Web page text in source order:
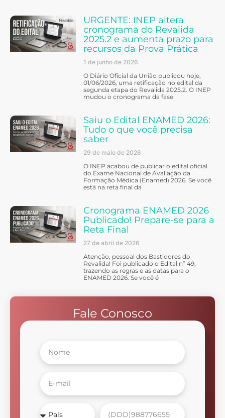
URGENTE: INEP altera
cronograma do Revalida
2025.2 e aumenta prazo para
recursos da Prova Prática
1 de junho de 2026
O Diário Oficial da União publicou hoje,
01/06/2026, uma retificação no edital da
segunda etapa do Revalida 2025.2. O INEP
mudou o cronograma da fase
Saiu o Edital ENAMED 2026:
Tudo o que você precisa
saber
29 de maio de 2026
O INEP acabou de publicar o edital oficial
do Exame Nacional de Avaliação da
Formação Médica (Enamed) 2026. Se você
está na reta final da
Cronograma ENAMED 2026
Publicado! Prepare-se para a
Reta Final
27 de abril de 2026
Atenção, pessoal dos Bastidores do
Revalida! Foi publicado o Edital nº 49,
trazendo as regras e as datas para o
ENAMED 2026. Se você é
Fale Conosco